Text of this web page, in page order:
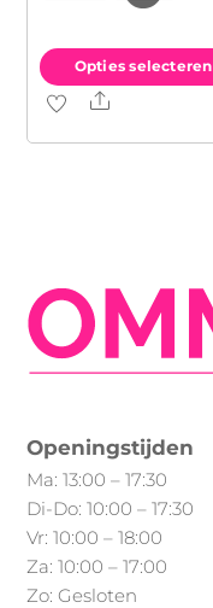
Opties selecteren
Dit
optie
kan
gekozen
de
productpagina
Share
Openingstijden
Ma: 13:00 – 17:30
Di-Do: 10:00 – 17:30
Vr: 10:00 – 18:00
Za: 10:00 – 17:00
Zo: Gesloten